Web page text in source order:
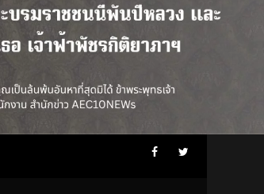
Facebook
Twitter